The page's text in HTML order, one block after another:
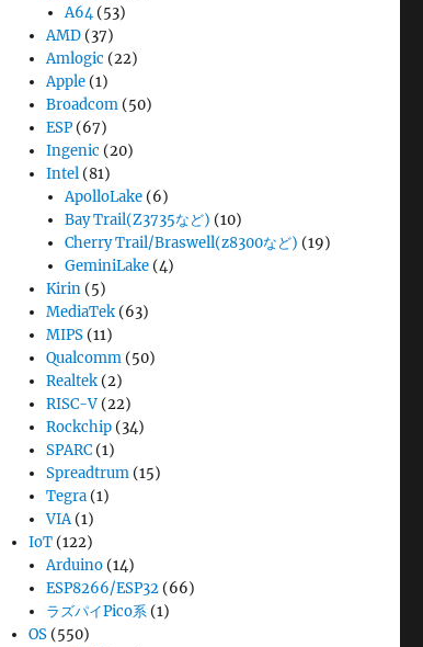
A64(53)
AMD (37)
Amlogic (22)
Apple (1)
Broadcom (50)
ESP (67)
Ingenic (20)
Intel (81)
ApolloLake(6)
Bay Trail(Z3735など) (10)
Cherry Trail/Braswell(z8300など) (19)
GeminiLake(4)
Kirin (5)
MediaTek (63)
MIPS (11)
Qualcomm (50)
Realtek (2)
RISC-V (22)
Rockchip (34)
SPARC (1)
Spreadtrum (15)
Tegra (1)
VIA(1)
IoT (122)
Arduino (14)
ESP8266/ESP32 (66)
ラズパイPico系 (1)
OS (550)